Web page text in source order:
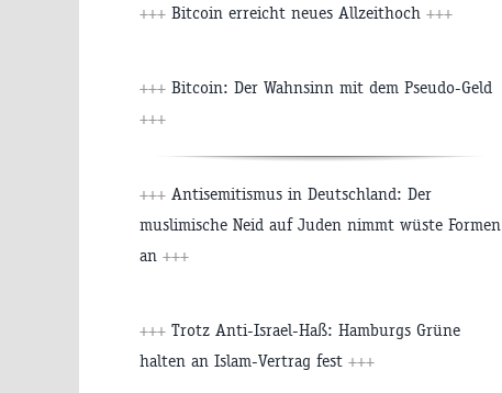
+++ Bitcoin erreicht neues Allzeithoch +++
+++ Bitcoin: Der Wahnsinn mit dem Pseudo-Geld
+++
+++ Antisemitismus in Deutschland: Der
muslimische Neid auf Juden nimmt wüste Formen
an +++
+++ Trotz Anti-Israel-Haß: Hamburgs Grüne
halten an Islam-Vertrag fest +++